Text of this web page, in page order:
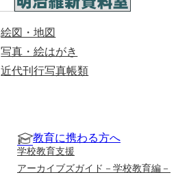
絵図・地図
写真・絵はがき
近代刊行写真帳類
教育に携わる方へ
学校教育支援
アーカイブズガイド－学校教育編－